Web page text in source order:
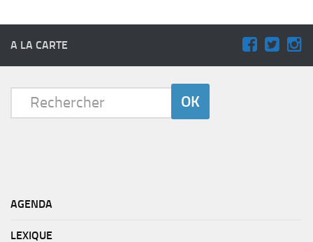
A LA CARTE
AGENDA
LEXIQUE